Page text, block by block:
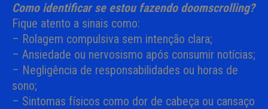
Como identificar se estou fazendo doomscrolling?
Fique atento a sinais como:
– Rolagem compulsiva sem intenção clara;
– Ansiedade ou nervosismo após consumir notícias;
– Negligência de responsabilidades ou horas de
sono;
– Sintomas físicos como dor de cabeça ou cansaço